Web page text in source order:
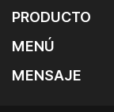
PRODUCTO
MENÚ
MENSAJE